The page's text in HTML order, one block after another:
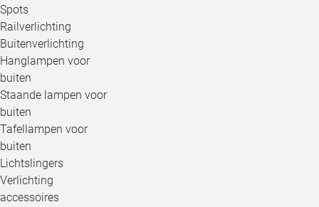
Spots
Railverlichting
Buitenverlichting
Hanglampen voor
buiten
Staande lampen voor
buiten
Tafellampen voor
buiten
Lichtslingers
Verlichting
accessoires